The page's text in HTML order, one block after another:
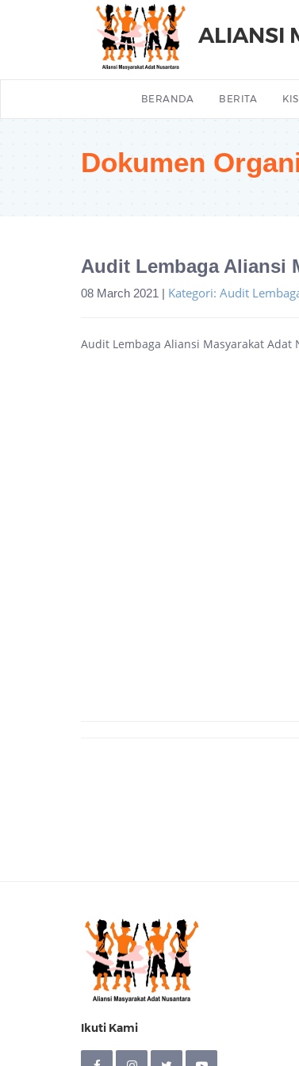
ALIANSI
BERANDA BERITA
Dokumen
Audit Lembaga Aliansi
08 March 2021 | Kategori: Audit
Audit Lembaga Aliansi Masyarakat Adat
Ikuti Kami